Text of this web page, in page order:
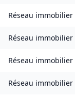
Réseau immobilier
Réseau immobilier
Réseau immobilier
Réseau immobilier